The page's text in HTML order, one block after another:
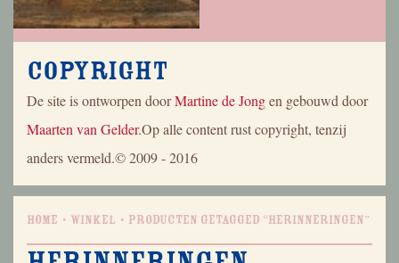
Copyright
De site is ontworpen doorMartine de Jongen gebouwd door
Maarten van Gelder.Op alle content rust copyright, tenzij
anders vermeld.© 2009 - 2016
Home Winkel Producten getagged “herinneringen”